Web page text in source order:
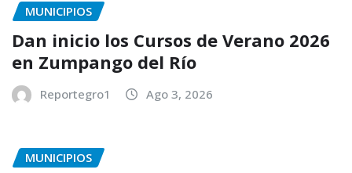
MUNICIPIOS
Dan inicio los Cursos de Verano 2026
en Zumpango del Río
Reportegro1 Ago 3, 2026
MUNICIPIOS